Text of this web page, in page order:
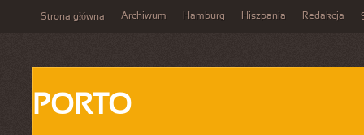
Strona główna Archiwum Hamburg Hiszpania Redakcja
PORTO